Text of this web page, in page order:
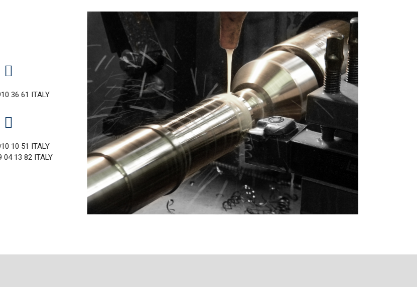
36 61 ITALY
10 51 ITALY
04 13 82 ITALY